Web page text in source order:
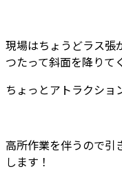
現場はちょうどラス張
つたって斜面を降りて
ちょっとアトラクショ
高所作業を伴うので引
します！